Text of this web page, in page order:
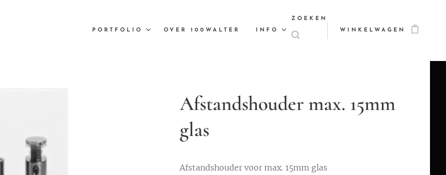
PORTFOLIO OVER 100WALTER INFO
ZOEKEN
WINKELWAGEN
Afstandshouder max. 15mm
glas
Afstandshouder voor max. 15mm glas